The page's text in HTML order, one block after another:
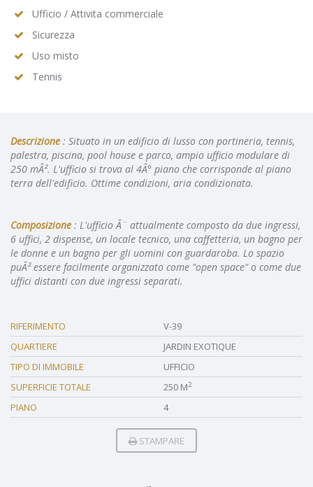
Ufficio / Attivita commerciale
Sicurezza
Uso misto
Tennis
Descrizione : Situato in un edificio di lusso con portineria, tennis,
palestra, piscina, pool house e parco, ampio ufficio modulare di
250 mÂ². L'ufficio si trova al 4Â° piano che corrisponde al piano
terra dell'edificio. Ottime condizioni, aria condizionata.
Composizione : L'ufficio Ã¨ attualmente composto da due ingressi,
6 uffici, 2 dispense, un locale tecnico, una caffetteria, un bagno per
le donne e un bagno per gli uomini con guardaroba. Lo spazio
puÃ² essere facilmente organizzato come "open space" o come due
uffici distanti con due ingressi separati.
RIFERIMENTO
V-39
QUARTIERE
JARDIN EXOTIQUE
TIPO DI IMMOBILE
UFFICIO
SUPERFICIE TOTALE
250 M2
PIANO 4
STAMPARE